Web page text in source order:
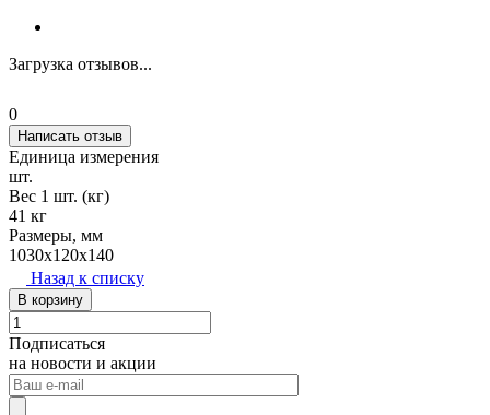
Загрузка отзывов...
0
Написать отзыв
Единица измерения
шт.
Вес 1 шт. (кг)
41 кг
Размеры, мм
1030х120х140
Назад к списку
В корзину
Подписаться
на новости и акции